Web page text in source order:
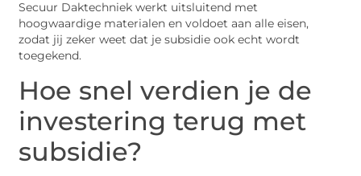
Secuur Daktechniek werkt uitsluitend met
hoogwaardige materialen en voldoet aan alle eisen,
zodat jij zeker weet dat je subsidie ook echt wordt
toegekend.
Hoe snel verdien je de
investering terug met
subsidie?